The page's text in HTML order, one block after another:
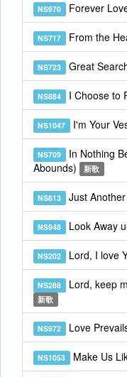
NS970 Forever
NS717 From the
NS723 Great
NS884 I Choose to
NS1047 I'm Your
NS709 In Nothing
Abounds)
新歌
NS813 Just
NS948 Look Away
NS202 Lord, I love
NS288 Lord, keep
新歌
NS972 Love
NS1053 Make Us